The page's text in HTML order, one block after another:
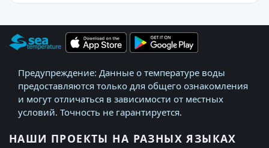
Предупреждение: Данные о температуре воды
предоставляются только для общего ознакомления
и могут отличаться в зависимости от местных
условий. Точность не гарантируется.
НАШИ ПРОЕКТЫ НА РАЗНЫХ ЯЗЫКАХ